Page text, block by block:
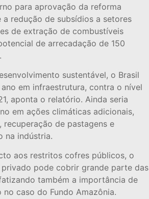
para aprovação da reforma
redução de subsídios a setores
de extração de combustíveis
de arrecadação de 150
sustentável, o Brasil
em infraestrutura, contra o nível
aponta o relatório. Ainda seria
em ações climáticas adicionais,
de pastagens e
na indústria.
aos restritos cofres públicos, o
pode cobrir grande parte das
também a importância de
caso do Fundo Amazônia.